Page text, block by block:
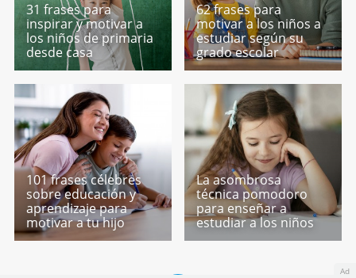
31 frases para
inspirar y motivar a
los niños de primaria
desde casa
62 frases para
motivar a los niños a
estudiar según su
grado escolar
101 frases célebres
sobre educación y
aprendizaje para
motivar a tu hijo
La asombrosa
técnica pomodoro
para enseñar a
estudiar a los niños
Ad